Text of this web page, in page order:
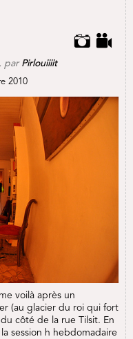
par Pirlouiiiit
2010
voilà après un
(au glacier du roi qui fort
côté de la rue Tilsit. En
session h hebdomadaire